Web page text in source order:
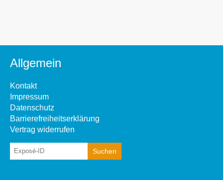
Allgemein
Kontakt
Impressum
Datenschutz
Barrierefreiheitserklärung
Vertrag widerrufen